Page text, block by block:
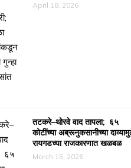
April 18, 2026
तटकरे–थोरवे वाद तापला; ६५
कोटींच्या अब्रूनुकसानीच्या
रायगडच्या राजकारणात खळबळ
March 15, 2026